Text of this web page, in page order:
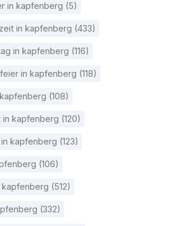
in kapfenberg (5)
in kapfenberg (433)
in kapfenberg (116)
in kapfenberg (118)
(108)
kapfenberg (120)
kapfenberg (123)
(106)
(512)
(332)